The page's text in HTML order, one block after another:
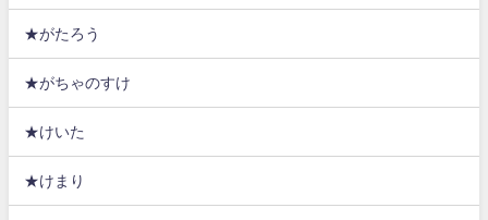
★がたろう
★がちゃのすけ
★けいた
★けまり